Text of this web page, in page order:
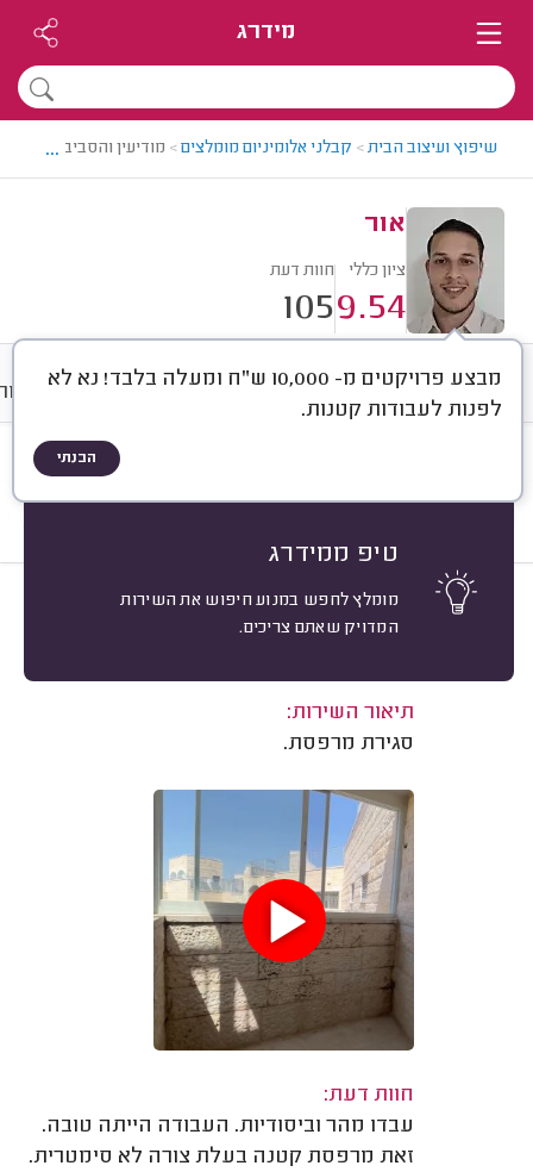
מידרג
שיפוץ ועיצוב הבית> קבלני אלומיניום מומלצים> מודיעין והסביבה >
...
אור
ציון כללי
9.54
חוות דעת
105
מבצע פרויקטים מ- 10,000 ש"ח ומעלה בלבד! נא לא
לפנות לעבודות קטנות.
הבנתי
טיפ ממידרג
מומלץ לחפש במנוע חיפוש את השירות
המדויק שאתם צריכים.
חוות דעת ממוצע גלריה
יעקב חן-ציון, מודיעין.
אשרור: 14/09/2025
תיאור השירות:
סגירת מרפסת.
חוות דעת:
עבדו מהר וביסודיות. העבודה הייתה טובה.
זאת מרפסת קטנה בעלת צורה לא סימטרית.
10